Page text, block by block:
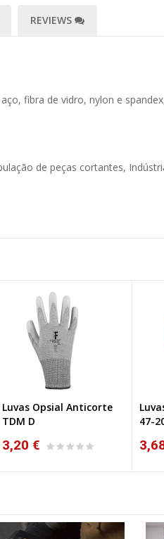
REVIEWS
fibra de vidro, nylon e
de peças cortantes,
Luvas Opsial Anticorte
TDM D
3,20 €
47-